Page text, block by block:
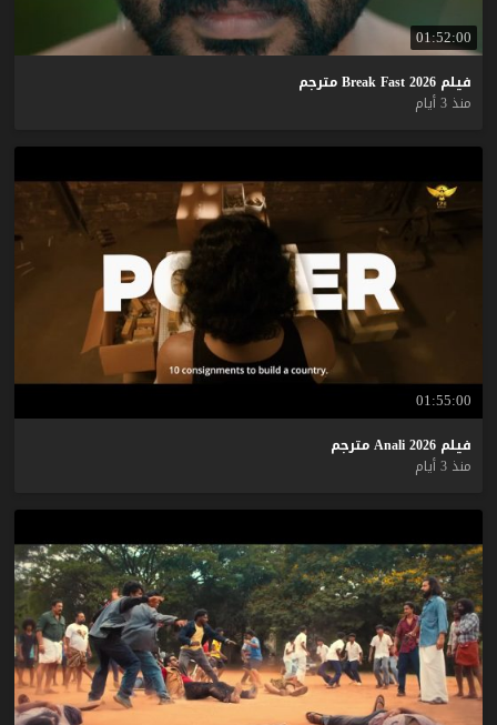
01:52:00
فيلم Break Fast 2026
مترجم
منذ 3 أيام
01:55:00
فيلم Anali 2026
مترجم
منذ 3 أيام